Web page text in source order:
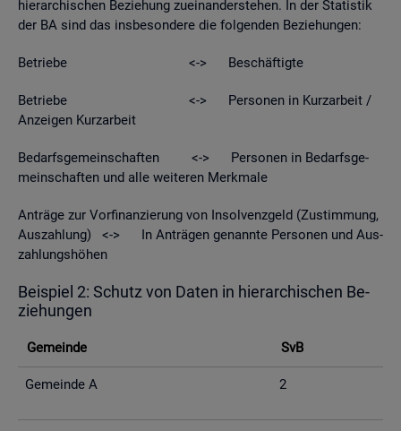
hier­ar­chi­schen Be­zie­hung zu­ein­an­der­ste­hen. In der Sta­tis­tik
der BA sind das ins­be­son­de­re die fol­gen­den Be­zie­hun­gen:
Be­trie­be <-> Be­schäf­tig­te
Be­trie­be <-> Per­so­nen in Kurz­ar­beit /
An­zei­gen Kurz­ar­beit
Be­darfs­ge­mein­schaf­ten <-> Per­so­nen in Be­darfs­ge­
mein­schaf­ten und alle wei­te­ren Merk­ma­le
An­trä­ge zur Vor­fi­nan­zie­rung von In­sol­venz­geld (Zu­stim­mung,
Aus­zah­lung) <-> In An­trä­gen ge­nann­te Per­so­nen und Aus­
zah­lungs­hö­hen
Bei­spiel 2: Schutz von Daten in hier­ar­chi­schen Be­
zie­hun­gen
Ge­mein­de SvB
Ge­mein­de A 2